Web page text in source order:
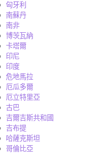
匈牙利
南蘇丹
南非
博茨瓦納
卡塔爾
印尼
印度
危地馬拉
厄瓜多爾
厄立特里亞
古巴
吉爾吉斯共和國
吉布提
哈薩克斯坦
哥倫比亞